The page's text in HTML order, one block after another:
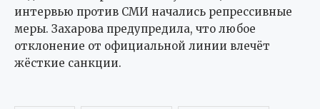
интервью против СМИ начались репрессивные
меры. Захарова предупредила, что любое
отклонение от официальной линии влечёт
жёсткие санкции.